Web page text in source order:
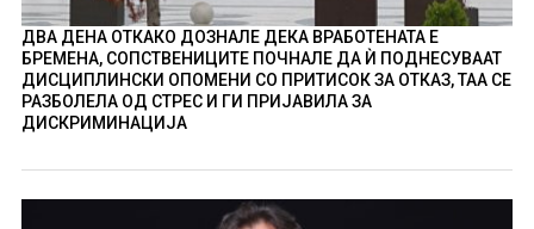
ДВА ДЕНА ОТКАКО ДОЗНАЛЕ ДЕКА ВРАБОТЕНАТА Е
БРЕМЕНА, СОПСТВЕНИЦИТЕ ПОЧНАЛЕ ДА Ѝ ПОДНЕСУВААТ
ДИСЦИПЛИНСКИ ОПОМЕНИ СО ПРИТИСОК ЗА ОТКАЗ, ТАА СЕ
РАЗБОЛЕЛА ОД СТРЕС И ГИ ПРИЈАВИЛА ЗА
ДИСКРИМИНАЦИЈА